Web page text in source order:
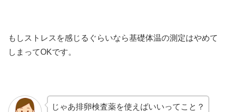
もしストレスを感じるぐらいなら基礎体温の測定はやめて
しまってOKです。
じゃあ排卵検査薬を使えばいいってこと？